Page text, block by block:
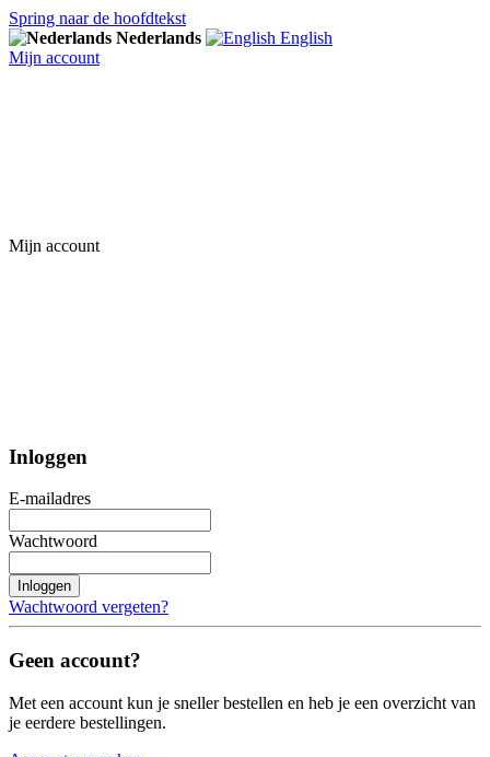
Spring naar de hoofdtekst
Nederlands
English
Mijn account
Mijn account
Inloggen
E-mailadres
Wachtwoord
Inloggen
Wachtwoord vergeten?
Geen account?
Met een account kun je sneller bestellen en heb je een overzicht van
je eerdere bestellingen.